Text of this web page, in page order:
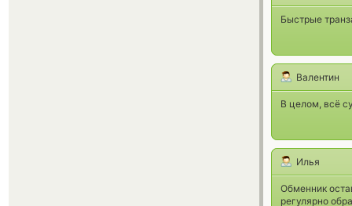
Быстрые
Валентин
В целом, всё
Илья
Обменник
регулярно